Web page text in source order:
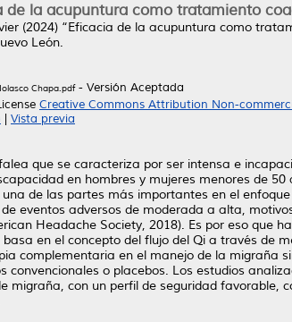
de la acupuntura como tratamiento
(2024) “Eficacia de la acupuntura como
León.
Chapa.pdf- Versión Aceptada
Creative Commons Attribution Non-
Vista previa
que se caracteriza por ser intensa e
en hombres y mujeres menores de
de las partes más importantes en el
eventos adversos de moderada a alta,
Headache Society, 2018). Es por eso que
en el concepto del flujo del Qi a través de
complementaria en el manejo de la migraña
o placebos. Los estudios
migraña, con un perfil de seguridad